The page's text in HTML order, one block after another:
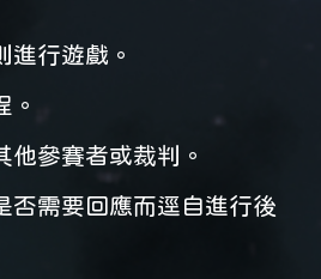
進行遊戲。
。
他參賽者或裁判。
否需要回應而逕自進行後